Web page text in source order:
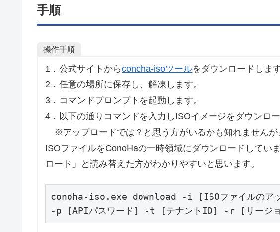
手順
操作手順
1．公式サイトからconoha-isoツールをダウンロードします
2．任意の場所に保存し、解凍します。
3．コマンドプロンプトを起動します。
4．以下の通りコマンドを入力しISOイメージをダウンロー
※アップロードでは？と思う方がいるかも知れませんが
ISOファイルをConoHaの一時領域にダウンロードしてい
ロード」と読み替えた方がわかりやすいと思います。
conoha-iso.exe download -i [ISOファイルのア
-p [APIパスワード] -t [テナントID] -r [リージ